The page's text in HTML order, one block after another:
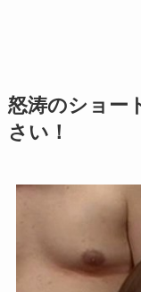
怒涛のショー
さい！